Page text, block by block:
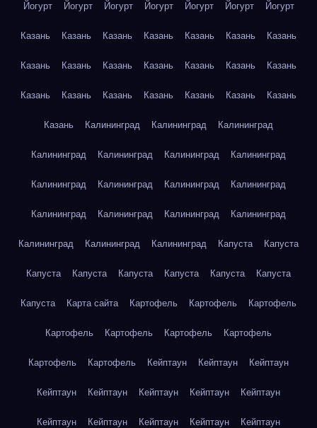
Йогурт Йогурт Йогурт Йогурт Йогурт Йогурт Йогурт
Казань Казань Казань Казань Казань Казань Казань
Казань Казань Казань Казань Казань Казань Казань
Казань Казань Казань Казань Казань Казань Казань
Казань Калининград Калининград Калининград
Калининград Калининград Калининград Калининград
Калининград Калининград Калининград Калининград
Калининград Калининград Калининград Калининград
Калининград Калининград Калининград Капуста Капуста
Капуста Капуста Капуста Капуста Капуста Капуста
Капуста Карта сайта Картофель Картофель Картофель
Картофель Картофель Картофель Картофель
Картофель Картофель Кейптаун Кейптаун Кейптаун
Кейптаун Кейптаун Кейптаун Кейптаун Кейптаун
Кейптаун Кейптаун Кейптаун Кейптаун Кейптаун